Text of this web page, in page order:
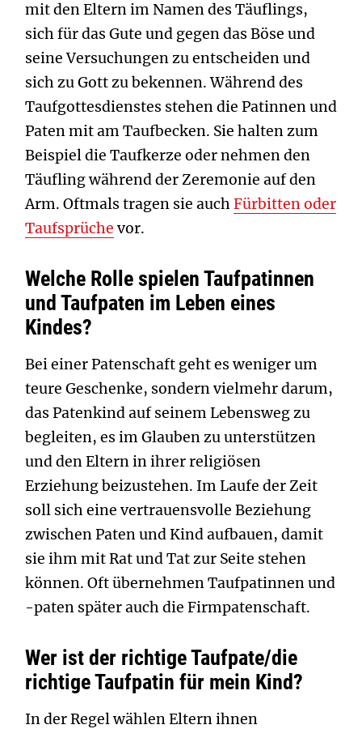
mit den Eltern im Namen des Täuflings,
sich für das Gute und gegen das Böse und
seine Versuchungen zu entscheiden und
sich zu Gott zu bekennen. Während des
Taufgottesdienstes stehen die Patinnen und
Paten mit am Taufbecken. Sie halten zum
Beispiel die Taufkerze oder nehmen den
Täufling während der Zeremonie auf den
Arm. Oftmals tragen sie auch Fürbitten oder
Taufsprüche vor.
Welche Rolle spielen Taufpatinnen
und Taufpaten im Leben eines
Kindes?
Bei einer Patenschaft geht es weniger um
teure Geschenke, sondern vielmehr darum,
das Patenkind auf seinem Lebensweg zu
begleiten, es im Glauben zu unterstützen
und den Eltern in ihrer religiösen
Erziehung beizustehen. Im Laufe der Zeit
soll sich eine vertrauensvolle Beziehung
zwischen Paten und Kind aufbauen, damit
sie ihm mit Rat und Tat zur Seite stehen
können. Oft übernehmen Taufpatinnen und
-paten später auch die Firmpatenschaft.
Wer ist der richtige Taufpate/die
richtige Taufpatin für mein Kind?
In der Regel wählen Eltern ihnen